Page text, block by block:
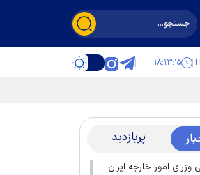
گفت‌وگو
۱۸:۱۳:۱۵
پربازدید
وزرای امور خارجه ایران